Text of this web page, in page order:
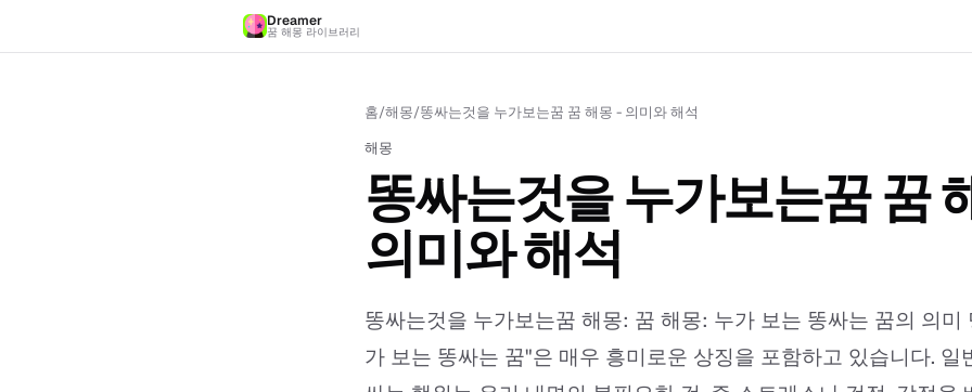
Dreamer
꿈 해몽 라이브러리
홈/해몽/똥싸는것을 누가보는꿈 꿈 해몽 - 의미와 해석
해몽
똥싸는것을 누가보는꿈 꿈
의미와 해석
똥싸는것을 누가보는꿈 해몽: 꿈 해몽: 누가 보는 똥싸는 꿈의 의미
가 보는 똥싸는 꿈"은 매우 흥미로운 상징을 포함하고 있습니다. 일